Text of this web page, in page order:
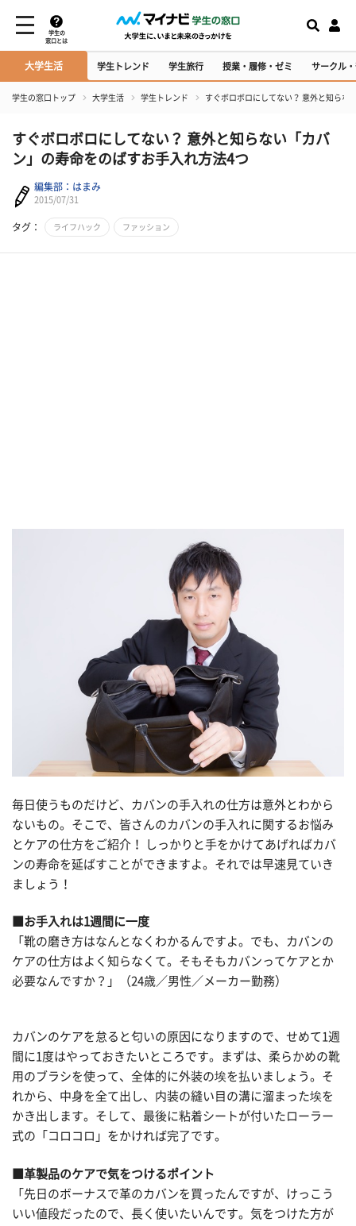
学生の
窓口とは
大学生活 学生トレンド 学生旅行 授業・履修・ゼミ サークル
学生の窓口トップ 大学生活 学生トレンド すぐボロボロにしてない？ 意外と知らな
すぐボロボロにしてない？ 意外と知らない「カバ
ン」の寿命をのばすお手入れ方法4つ
編集部：はまみ
2015/07/31
タグ： ライフハック ファッション
毎日使うものだけど、カバンの手入れの仕方は意外とわから
ないもの。そこで、皆さんのカバンの手入れに関するお悩み
とケアの仕方をご紹介！ しっかりと手をかけてあげればカバ
ンの寿命を延ばすことができますよ。それでは早速見ていき
ましょう！
■お手入れは1週間に一度
「靴の磨き方はなんとなくわかるんですよ。でも、カバンの
ケアの仕方はよく知らなくて。そもそもカバンってケアとか
必要なんですか？」（24歳／男性／メーカー勤務）
カバンのケアを怠ると匂いの原因になりますので、せめて1週
間に1度はやっておきたいところです。まずは、柔らかめの靴
用のブラシを使って、全体的に外装の埃を払いましょう。そ
れから、中身を全て出し、内装の縫い目の溝に溜まった埃を
かき出します。そして、最後に粘着シートが付いたローラー
式の「コロコロ」をかければ完了です。
■革製品のケアで気をつけるポイント
「先日のボーナスで革のカバンを買ったんですが、けっこう
いい値段だったので、長く使いたいんです。気をつけた方が